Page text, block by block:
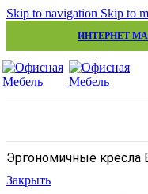
Skip to navigation Skip to
ИНТЕРНЕТ
Эргономичные кресла
Закрыть